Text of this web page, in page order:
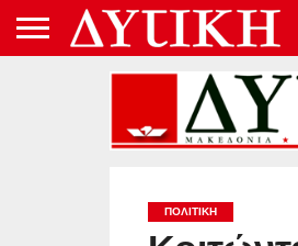
ΠΟΛΙΤΙΚΉ